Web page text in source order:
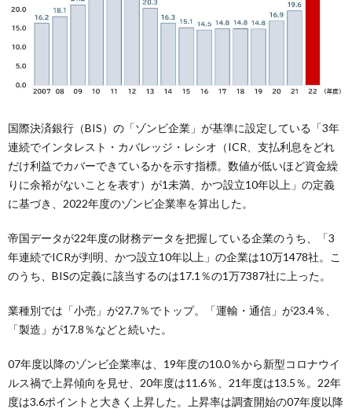
国際決済銀行（BIS）の「ゾンビ企業」が基準に設定している「3年
連続でインタレスト・カバレッジ・レシオ（ICR、支払利息をどれ
だけ利益でカバーできているかを示す指標。数値が低いほど資金繰
りに余裕がないことを表す）が1未満、かつ設立10年以上」の定義
に基づき、2022年度のゾンビ企業率を算出した。
帝国データが22年度の財務データを把握している企業のうち、「3
年連続でICRが判明、かつ設立10年以上」の企業は10万1478社。こ
のうち、BISの定義に該当するのは17.1％の1万7387社に上った。
業種別では「小売」が27.7％でトップ。「運輸・通信」が23.4％、
「製造」が17.8％などと続いた。
07年度以降のゾンビ企業率は、19年度の10.0％から新型コロナウイ
ルス禍で上昇傾向を見せ、20年度は11.6％、21年度は13.5％。22年
度は3.6ポイントと大きく上昇した。上昇率は調査開始の07年度以降